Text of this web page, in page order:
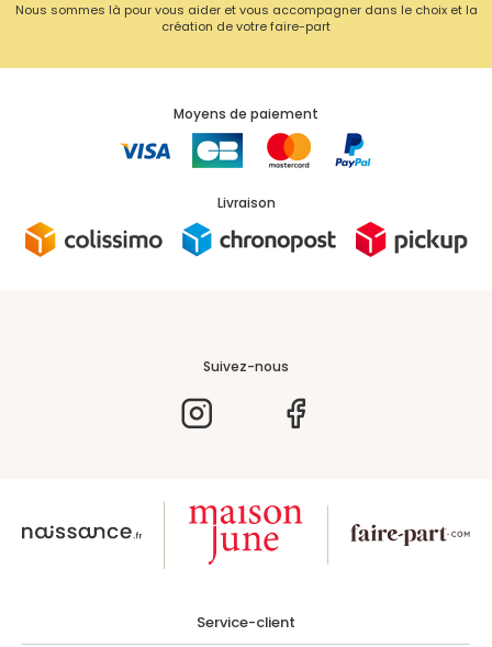
Nous sommes là pour vous aider et vous accompagner dans le choix et la
création de votre faire-part
Moyens de paiement
Livraison
Suivez-nous
Service-client